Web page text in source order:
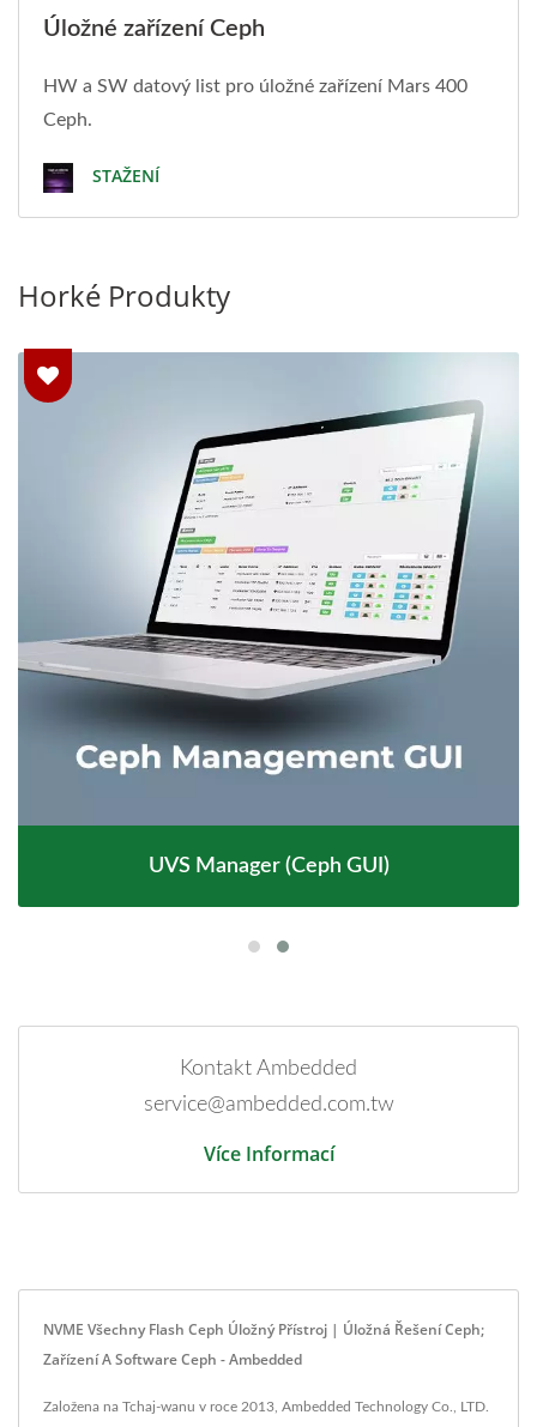
Úložné zařízení Ceph
HW a SW datový list pro úložné zařízení Mars 400
Ceph.
STAŽENÍ
Horké Produkty
UVS Manager (Ceph GUI)
Kontakt Ambedded
service@ambedded.com.tw
Více Informací
NVME Všechny Flash Ceph Úložný Přístroj | Úložná Řešení Ceph;
Zařízení A Software Ceph - Ambedded
Založena na Tchaj-wanu v roce 2013, Ambedded Technology Co., LTD.